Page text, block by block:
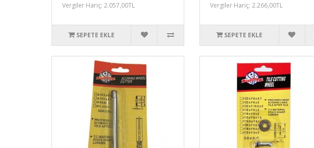
Vergiler Hariç: 2.057,00TL
SEPETE EKLE
Vergiler Hariç: 2.266,00TL
SEPETE EKLE